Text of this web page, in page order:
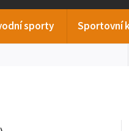
sporty Sportovní